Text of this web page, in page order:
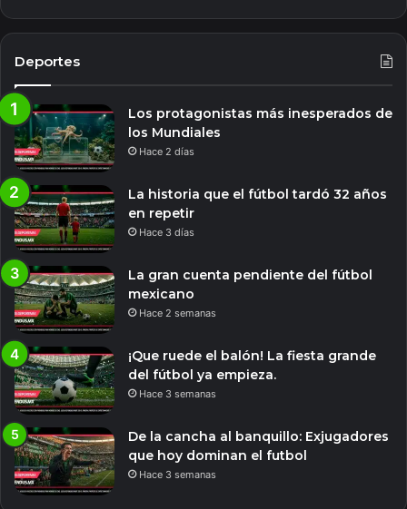
Deportes
Los protagonistas más inesperados de
los Mundiales
Hace 2 días
La historia que el fútbol tardó 32 años
en repetir
Hace 3 días
La gran cuenta pendiente del fútbol
mexicano
Hace 2 semanas
¡Que ruede el balón! La fiesta grande
del fútbol ya empieza.
Hace 3 semanas
De la cancha al banquillo: Exjugadores
que hoy dominan el futbol
Hace 3 semanas